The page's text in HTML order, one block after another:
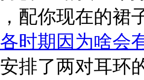
配你现在的裙
时期因为啥会
排了两对耳环